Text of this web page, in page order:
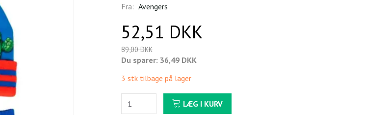
Fra: Avengers
52,51 DKK
89,00 DKK
Du sparer: 36,49 DKK
3 stk tilbage på lager
LÆG I KURV